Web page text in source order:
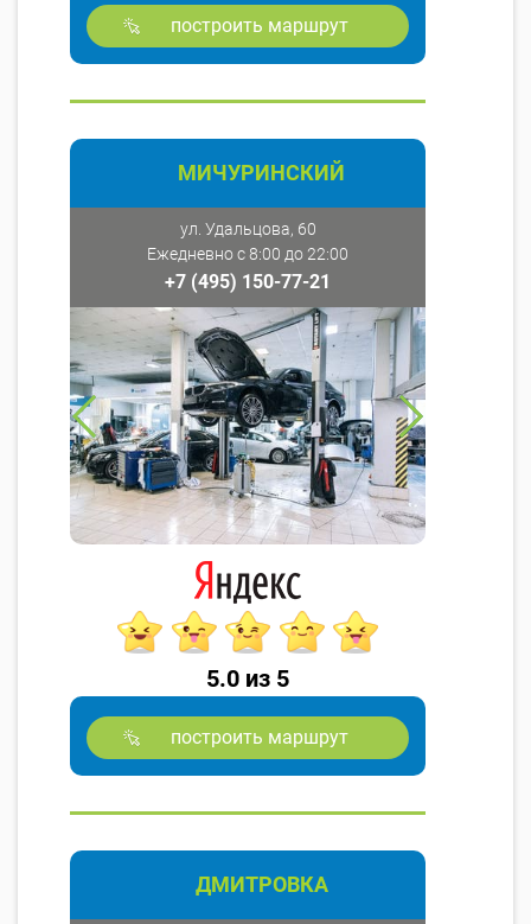
построить маршрут
МИЧУРИНСКИЙ
ул. Удальцова, 60
Ежедневно с 8:00 до 22:00
+7 (495) 150-77-21
5.0 из 5
построить маршрут
ДМИТРОВКА